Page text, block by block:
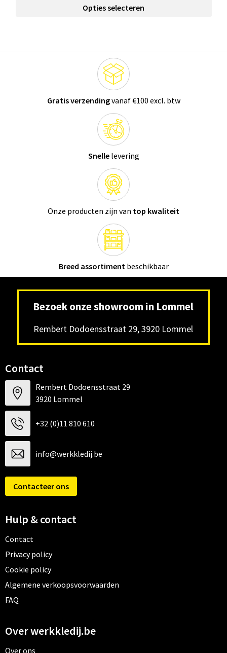
Opties selecteren
Gratis verzendingvanaf €100 excl. btw
Snellelevering
Onze producten zijn van top kwaliteit
Breed assortiment beschikbaar
Bezoek onze showroom in Lommel
Rembert Dodoensstraat 29, 3920 Lommel
Contact
Rembert Dodoensstraat 29
3920 Lommel
+32 (0)11 810 610
info@werkkledij.be
Contacteer ons
Hulp & contact
Contact
Privacy policy
Cookie policy
Algemene verkoopsvoorwaarden
FAQ
Over werkkledij.be
Over ons